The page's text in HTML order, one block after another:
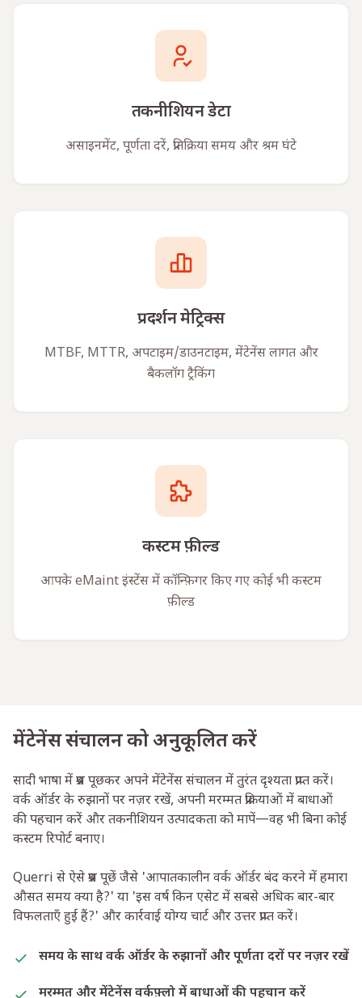
तकनीशियन डेटा
असाइनमेंट, पूर्णता दरें, प्रतिक्रिया समय और श्रम घंटे
प्रदर्शन मेट्रिक्स
MTBF, MTTR, अपटाइम/डाउनटाइम, मेंटेनेंस लागत और
बैकलॉग ट्रैकिंग
कस्टम फ़ील्ड
आपके eMaint इंस्टेंस में कॉन्फ़िगर किए गए कोई भी कस्टम
फ़ील्ड
मेंटेनेंस संचालन को अनुकूलित करें
सादी भाषा में प्रश्न पूछकर अपने मेंटेनेंस संचालन में तुरंत दृश्यता प्राप्त करें।
वर्क ऑर्डर के रुझानों पर नज़र रखें, अपनी मरम्मत प्रक्रियाओं में बाधाओं
की पहचान करें और तकनीशियन उत्पादकता को मापें—वह भी बिना कोई
कस्टम रिपोर्ट बनाए।
Querri से ऐसे प्रश्न पूछें जैसे 'आपातकालीन वर्क ऑर्डर बंद करने में हमारा
औसत समय क्या है?' या 'इस वर्ष किन एसेट में सबसे अधिक बार-बार
विफलताएँ हुई हैं?' और कार्रवाई योग्य चार्ट और उत्तर प्राप्त करें।
समय के साथ वर्क ऑर्डर के रुझानों और पूर्णता दरों पर नज़र रखें
मरम्मत और मेंटेनेंस वर्कफ़्लो में बाधाओं की पहचान करें